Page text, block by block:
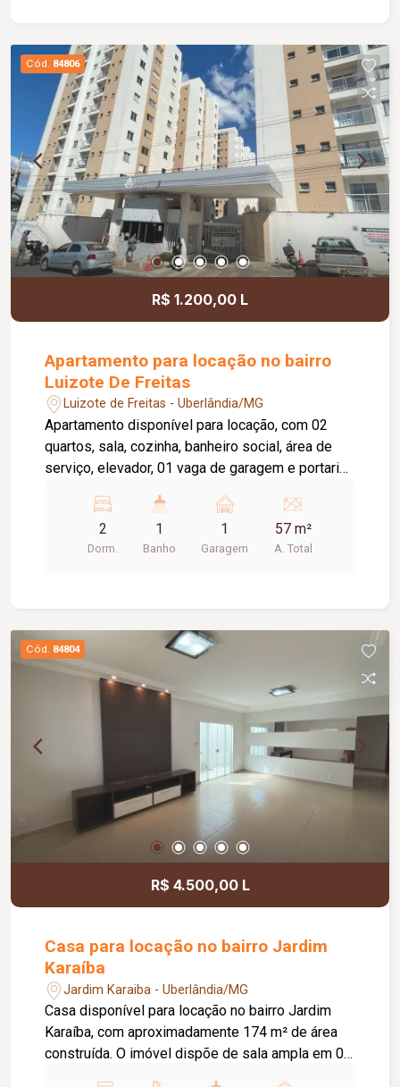
Cód. 84806
R$ 1.200,00 L
Apartamento para locação no bairro
Luizote De Freitas
Luizote de Freitas - Uberlândia/MG
Apartamento disponível para locação, com 02
quartos, sala, cozinha, banheiro social, área de
serviço, elevador, 01 vaga de garagem e portaria
piscina e salão de festas, proporcionando mais
conforto e lazer para os moradores. A taxa de
condomínio está inclusa no valor do aluguel.
2
Dorm.
1
Banho
1
Garagem
57 m²
A. Total
Cód. 84804
R$ 4.500,00 L
Casa para locação no bairro Jardim
Karaíba
Jardim Karaiba - Uberlândia/MG
Casa disponível para locação no bairro Jardim
Karaíba, com aproximadamente 174 m² de área
construída. O imóvel dispõe de sala ampla em 02